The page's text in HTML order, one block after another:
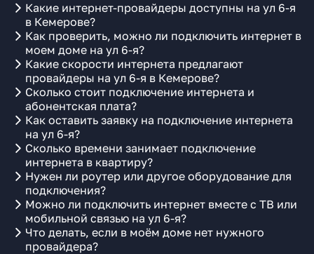
Какие интернет-провайдеры доступны на ул 6-я
в Кемерове?
Как проверить, можно ли подключить интернет в
моем доме на ул 6-я?
Какие скорости интернета предлагают
провайдеры на ул 6-я в Кемерове?
Сколько стоит подключение интернета и
абонентская плата?
Как оставить заявку на подключение интернета
на ул 6-я?
Сколько времени занимает подключение
интернета в квартиру?
Нужен ли роутер или другое оборудование для
подключения?
Можно ли подключить интернет вместе с ТВ или
мобильной связью на ул 6-я?
Что делать, если в моём доме нет нужного
провайдера?